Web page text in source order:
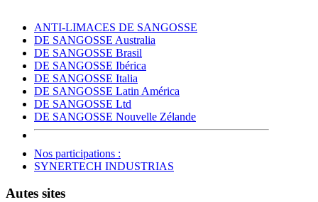
ANTI-LIMACES DE SANGOSSE
DE SANGOSSE Australia
DE SANGOSSE Brasil
DE SANGOSSE Ibérica
DE SANGOSSE Italia
DE SANGOSSE Latin América
DE SANGOSSE Ltd
DE SANGOSSE Nouvelle Zélande
Nos participations :
SYNERTECH INDUSTRIAS
Autes sites